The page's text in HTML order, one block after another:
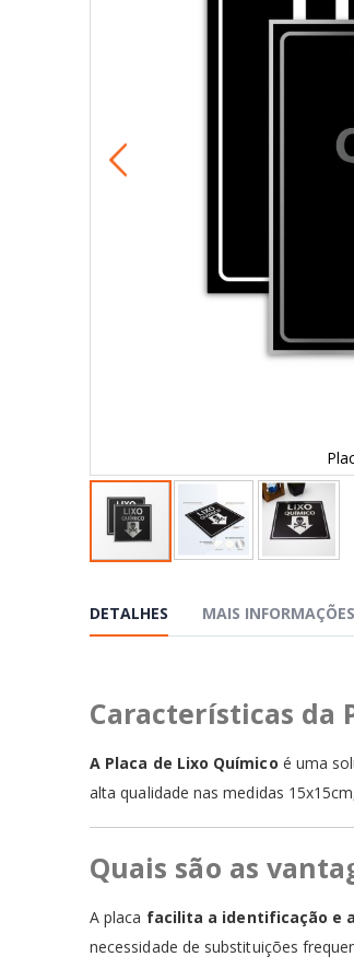
o
início
imagens
DETALHES
Características da
A Placa de Lixo Químico é uma
alta qualidade nas medidas
Quais são as
A placa facilita a identificação e
necessidade de substituições
MAIS INFORMAÇÕES